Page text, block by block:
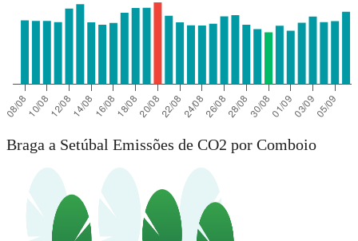
Braga a Setúbal Emissões de CO2 por Comboio